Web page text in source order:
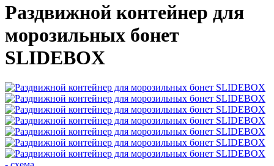
Раздвижной контейнер для
морозильных бонет
SLIDEBOX